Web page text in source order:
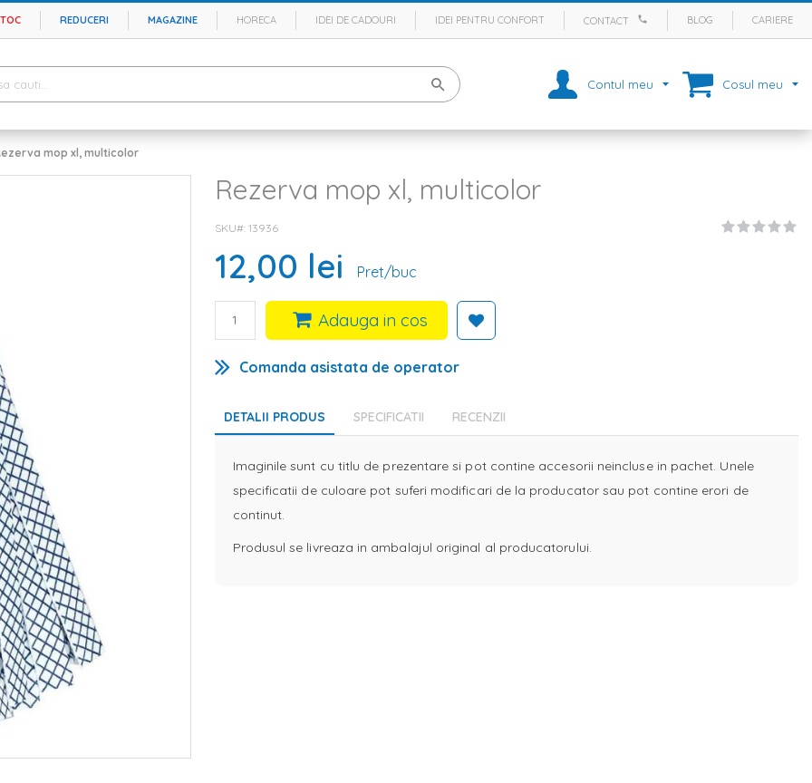
REDUCERI MAGAZINE HORECA IDEI DE CADOURI IDEI PENTRU CONFORT CONTACT BLOG CARIERE
Contul meu Cosul meu
mop xl, multicolor
Rezerva mop xl, multicolor
SKU# 13936
12,00 lei Pret/buc
Adauga in cos
Comanda asistata de operator
DETALII PRODUS
Imaginile sunt cu titlu de prezentare si pot contine accesorii neincluse in pachet. Unele
specificatii de culoare pot suferi modificari de la producator sau pot contine erori de
continut.
Produsul se livreaza in ambalajul original al producatorului.
SPECIFICATII RECENZII